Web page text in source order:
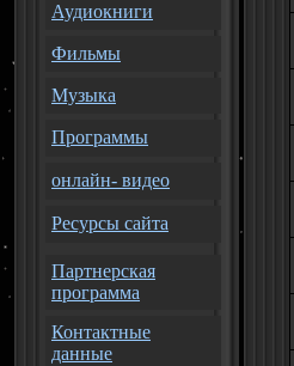
Аудиокниги
Фильмы
Музыка
Программы
онлайн- видео
Ресурсы сайта
Партнерская
программа
Контактные
данные